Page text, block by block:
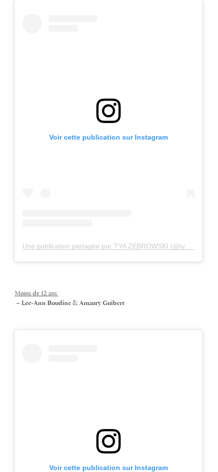
Voir cette publication sur Instagram
Une publication partagée par TYA ZEBROWSKI (@tyazebrowski)
Moins de 12 ans
– Lee-Ann Boudine & Amaury Guibert
Voir cette publication sur Instagram